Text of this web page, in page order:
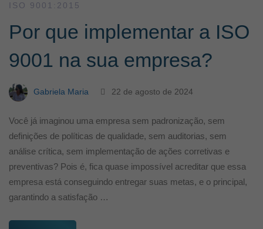
ISO 9001:2015
Por que implementar a ISO
9001 na sua empresa?
Gabriela Maria 22 de agosto de 2024
Você já imaginou uma empresa sem padronização, sem
definições de políticas de qualidade, sem auditorias, sem
análise crítica, sem implementação de ações corretivas e
preventivas? Pois é, fica quase impossível acreditar que essa
empresa está conseguindo entregar suas metas, e o principal,
garantindo a satisfação …